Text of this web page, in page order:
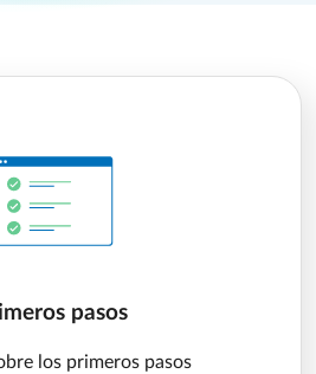
pasos
los primeros pasos